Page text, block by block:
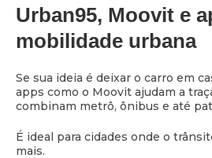
Urban95, Moovit e
mobilidade urbana
Se sua ideia é deixar o carro em
apps como o Moovit ajudam a
combinam metrô, ônibus e até
É ideal para cidades onde o
mais.